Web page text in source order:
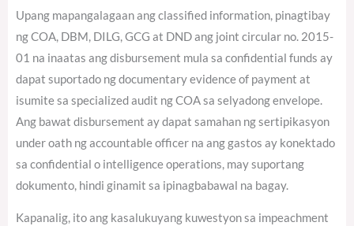
Upang mapangalagaan ang classified information, pinagtibay
ng COA, DBM, DILG, GCG at DND ang joint circular no. 2015-
01 na inaatas ang disbursement mula sa confidential funds ay
dapat suportado ng documentary evidence of payment at
isumite sa specialized audit ng COA sa selyadong envelope.
Ang bawat disbursement ay dapat samahan ng sertipikasyon
under oath ng accountable officer na ang gastos ay konektado
sa confidential o intelligence operations, may suportang
dokumento, hindi ginamit sa ipinagbabawal na bagay.
Kapanalig, ito ang kasalukuyang kuwestyon sa impeachment